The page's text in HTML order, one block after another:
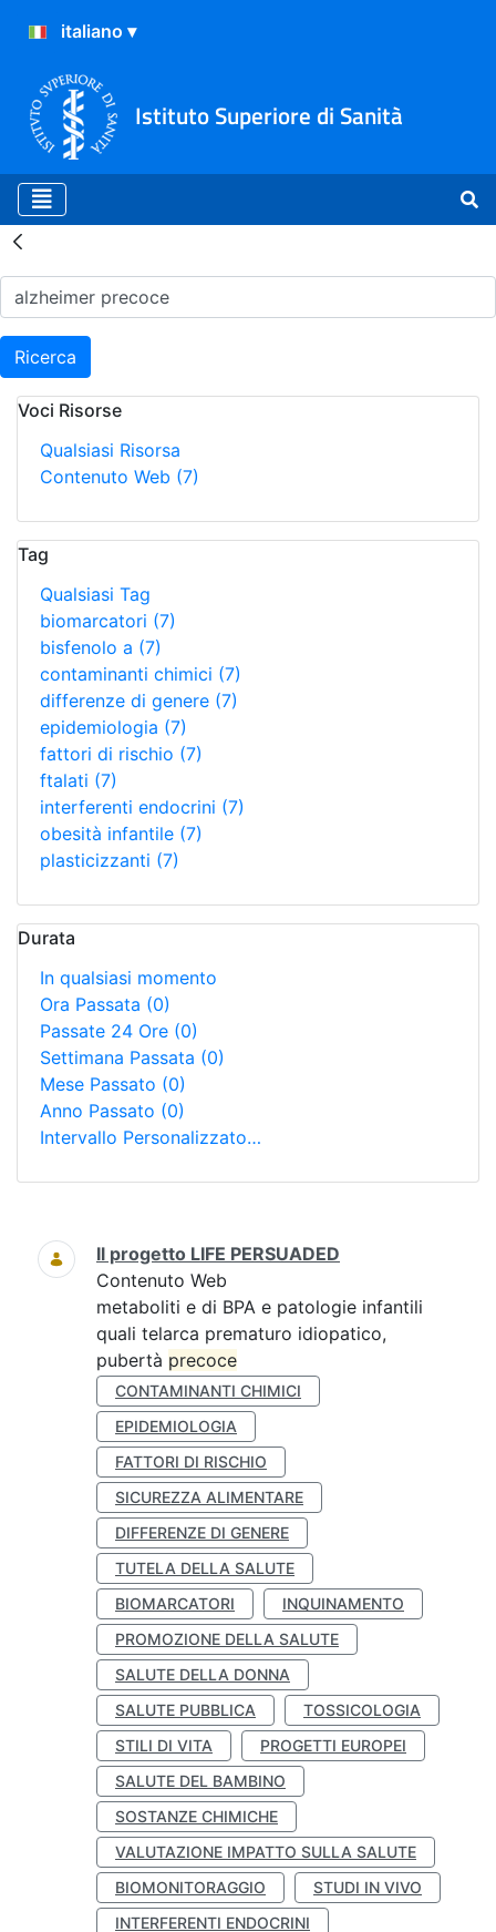
Istituto Superiore di Sanità
Risultati della Ricerca -
Ricerca
Voci Risorse
Qualsiasi Risorsa
Contenuto Web (7)
Tag
Qualsiasi Tag
biomarcatori (7)
bisfenolo a (7)
contaminanti chimici (7)
differenze di genere (7)
epidemiologia (7)
fattori di rischio (7)
ftalati (7)
interferenti endocrini (7)
obesità infantile (7)
plasticizzanti (7)
Durata
In qualsiasi momento
Ora Passata (0)
Passate 24 Ore (0)
Settimana Passata (0)
Mese Passato (0)
Anno Passato (0)
Intervallo Personalizzato…
Ricerca
Il progetto LIFE PERSUADED
Contenuto Web
metaboliti e di BPA e patologie infantili
quali telarca prematuro idiopatico,
pubertà precoce
CONTAMINANTI CHIMICI
EPIDEMIOLOGIA
FATTORI DI RISCHIO
SICUREZZA ALIMENTARE
DIFFERENZE DI GENERE
TUTELA DELLA SALUTE
BIOMARCATORI
INQUINAMENTO
PROMOZIONE DELLA SALUTE
SALUTE DELLA DONNA
SALUTE PUBBLICA
TOSSICOLOGIA
STILI DI VITA
PROGETTI EUROPEI
SALUTE DEL BAMBINO
SOSTANZE CHIMICHE
VALUTAZIONE IMPATTO SULLA SALUTE
BIOMONITORAGGIO
STUDI IN VIVO
INTERFERENTI ENDOCRINI